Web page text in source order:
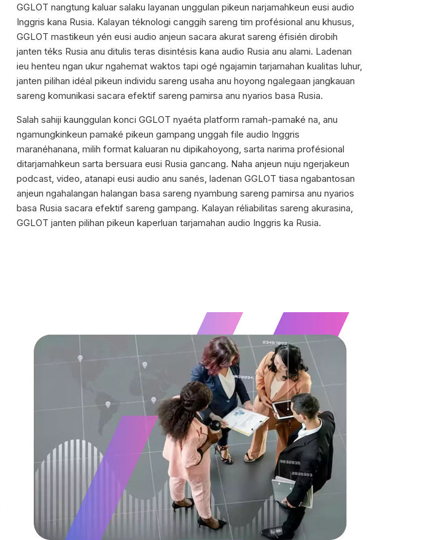
GGLOT nangtung kaluar salaku layanan unggulan pikeun narjamahkeun eusi audio
Inggris kana Rusia. Kalayan téknologi canggih sareng tim profésional anu khusus,
GGLOT mastikeun yén eusi audio anjeun sacara akurat sareng éfisién dirobih
janten téks Rusia anu ditulis teras disintésis kana audio Rusia anu alami. Ladenan
ieu henteu ngan ukur ngahemat waktos tapi ogé ngajamin tarjamahan kualitas luhur,
janten pilihan idéal pikeun individu sareng usaha anu hoyong ngalegaan jangkauan
sareng komunikasi sacara efektif sareng pamirsa anu nyarios basa Rusia.
Salah sahiji kaunggulan konci GGLOT nyaéta platform ramah-pamaké na, anu
ngamungkinkeun pamaké pikeun gampang unggah file audio Inggris
maranéhanana, milih format kaluaran nu dipikahoyong, sarta narima profésional
ditarjamahkeun sarta bersuara eusi Rusia gancang. Naha anjeun nuju ngerjakeun
podcast, video, atanapi eusi audio anu sanés, ladenan GGLOT tiasa ngabantosan
anjeun ngahalangan halangan basa sareng nyambung sareng pamirsa anu nyarios
basa Rusia sacara efektif sareng gampang. Kalayan réliabilitas sareng akurasina,
GGLOT janten pilihan pikeun kaperluan tarjamahan audio Inggris ka Rusia.